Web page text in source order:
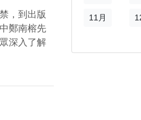
，到出版
鄭南榕先
深入了解
11月